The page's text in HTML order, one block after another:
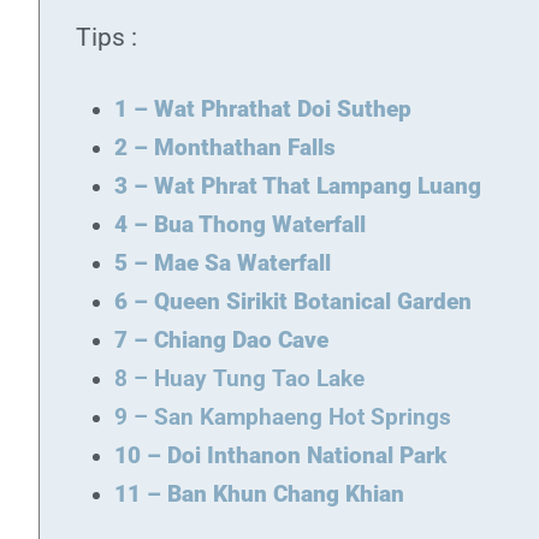
Tips :
1 – Wat Phrathat Doi Suthep
2 – Monthathan Falls
3 – Wat Phrat That Lampang Luang
4 – Bua Thong Waterfall
5 – Mae Sa Waterfall
6 – Queen Sirikit Botanical Garden
7 – Chiang Dao Cave
8 – Huay Tung Tao Lake
9 – San Kamphaeng Hot Springs
10 – Doi Inthanon National Park
11 – Ban Khun Chang Khian